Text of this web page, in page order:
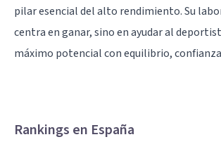
pilar esencial del alto rendimiento. Su
centra en ganar, sino en ayudar al
máximo potencial con equilibrio,
Rankings en España